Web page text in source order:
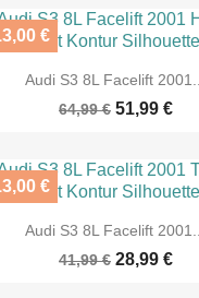
 Vorschau
Audi S3 8L Facelift 2001...
64,99 € 51,99 €
€
 Vorschau
Audi S3 8L Facelift 2001...
41,99 € 28,99 €
€